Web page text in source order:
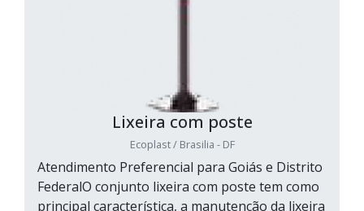
Lixeira com poste
Ecoplast / Brasilia - DF
Atendimento Preferencial para Goiás e Distrito
FederalO conjunto lixeira com poste tem como
principal característica, a manutenção da lixeira